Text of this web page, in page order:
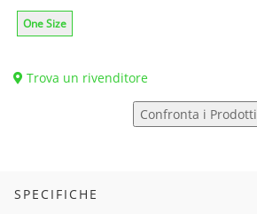
One Size
Trova un rivenditore
Confronta i Prodotti
SPECIFICHE